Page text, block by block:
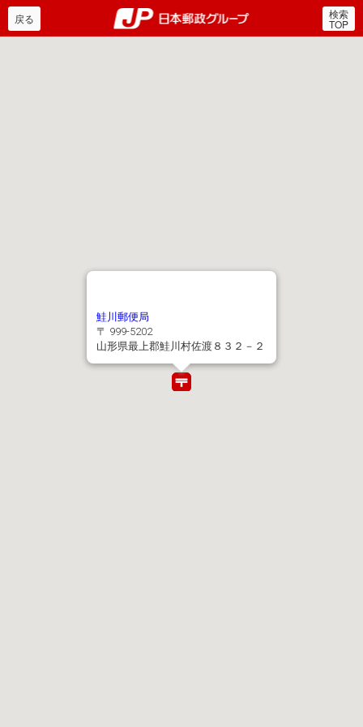
郵便局・日本郵政グルー
戻る 検索
TOP
鮭川郵便局
〒 999-5202
山形県最上郡鮭川村佐渡８３２－２